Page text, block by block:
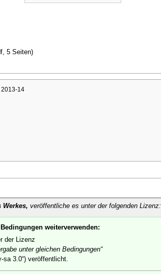
5 Seiten)
2013-14
Werkes, veröffentliche es unter der folgenden Lizenz:
weiterverwenden:
der Lizenz
unter gleichen Bedingungen“
sa 3.0“) veröffentlicht.